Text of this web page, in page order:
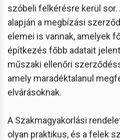
szóbeli felkérésre kerül
alapján a megbízási
elemei is vannak, amelyek
építkezés főbb adatait
műszaki ellenőri
amely maradéktalanul
elvárásoknak.
A Szakmagyakorlási
olyan praktikus, és a felek